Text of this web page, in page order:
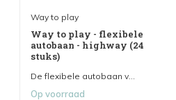
Way to play
Way to play - flexibele
autobaan - highway (24
stuks)
De flexibele autobaan v...
Op voorraad